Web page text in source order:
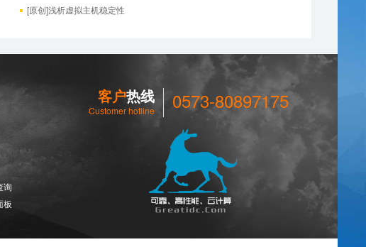
[原创]浅析虚拟主机稳定性
询
板
客户热线
Customer hotline 0573-80897175